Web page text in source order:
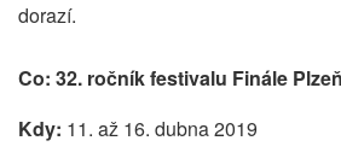
dorazí.
Co: 32. ročník festivalu Finále Plzeň
Kdy: 11. až 16. dubna 2019